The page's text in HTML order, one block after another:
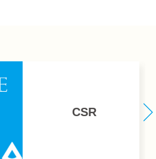
CSR